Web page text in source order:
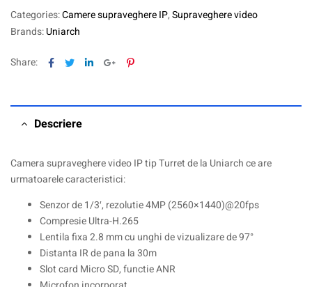
Categories:Camere supraveghere IP,Supraveghere video
Brands:Uniarch
Share: Facebook
TwitterLinkedinGoogle+Pinterest
Descriere
Camera supraveghere video IP tip Turret de la Uniarch ce are
urmatoarele caracteristici:
Senzor de 1/3′, rezolutie 4MP (2560×1440)@20fps
Compresie Ultra-H.265
Lentila fixa 2.8 mm cu unghi de vizualizare de 97°
Distanta IR de pana la 30m
Slot card Micro SD, functie ANR